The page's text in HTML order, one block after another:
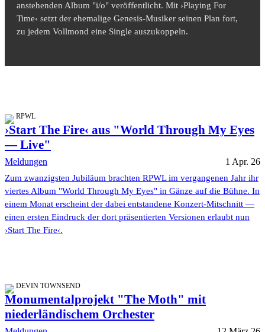
anstehenden Album "i/o" veröffentlicht. Mit ›Playing For
Time‹ setzt der ehemalige Genesis-Musiker seinen Plan fort,
zu jedem Vollmond eine Single auszukoppeln.
RPWL
›Start The Fire‹ aus "World Through My Eyes
— Live"
Meldungen 1 Apr. 26
Zum zwanzigsten Jubiläum brachten RPWL im vergangenen Jahr ihr
viertes Album "World Through My Eyes" in Gänze auf die Bühne. In
einem Monat erscheint der dabei entstandene Konzert-Mitschnitt —
einen ersten Eindruck der dort präsentierten Versionen erlaubt nun
›Start The Fire‹.
DEVIN TOWNSEND
Monumentalprojekt "The Moth" mit
niederländischem Orchester